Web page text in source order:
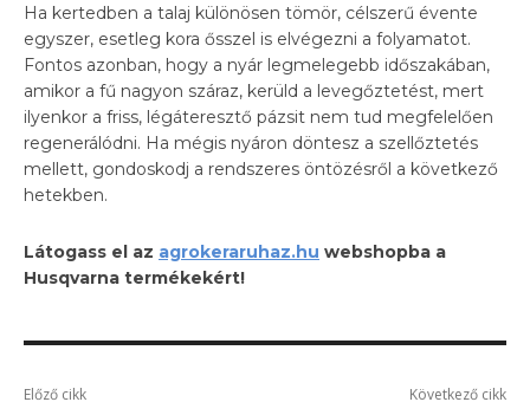
Ha kertedben a talaj különösen tömör, célszerű évente
egyszer, esetleg kora ősszel is elvégezni a folyamatot.
Fontos azonban, hogy a nyár legmelegebb időszakában,
amikor a fű nagyon száraz, kerüld a levegőztetést, mert
ilyenkor a friss, légáteresztő pázsit nem tud megfelelően
regenerálódni. Ha mégis nyáron döntesz a szellőztetés
mellett, gondoskodj a rendszeres öntözésről a következő
hetekben.
Látogass el az agrokeraruhaz.hu webshopba a
Husqvarna termékekért!
Előző cikk Következő cikk